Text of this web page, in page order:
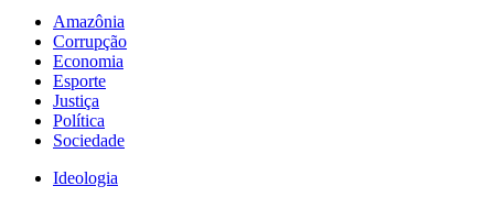
Amazônia
Corrupção
Economia
Esporte
Justiça
Política
Sociedade
Ideologia